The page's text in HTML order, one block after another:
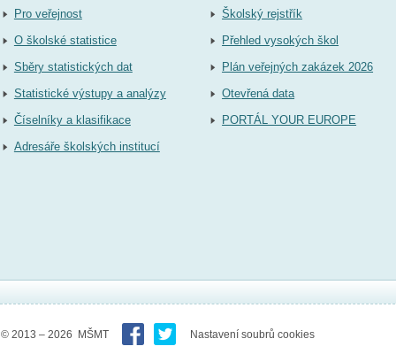
Pro veřejnost
O školské statistice
Sběry statistických dat
Statistické výstupy a analýzy
Číselníky a klasifikace
Adresáře školských institucí
Školský rejstřík
Přehled vysokých škol
Plán veřejných zakázek 2026
Otevřená data
PORTÁL YOUR EUROPE
© 2013 – 2026 MŠMT Nastavení soubrů cookies